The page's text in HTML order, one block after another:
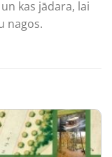
kas jādara, lai
nagos.